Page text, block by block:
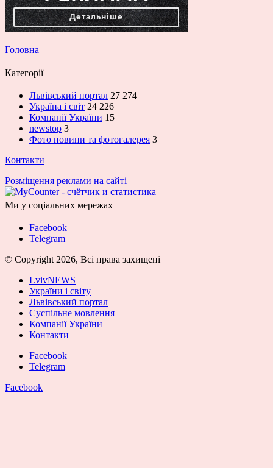
Головна
Категорії
Львівський портал 27 274
Україна і світ 24 226
Компанії України 15
newstop 3
Фото новини та фотогалерея 3
Контакти
Розміщення реклами на сайті
Ми у соціальних мережах
Facebook
Telegram
© Copyright 2026, Всі права захищені
LvivNEWS
України і світу
Львівський портал
Суспільне мовлення
Компанії України
Контакти
Facebook
Telegram
Facebook